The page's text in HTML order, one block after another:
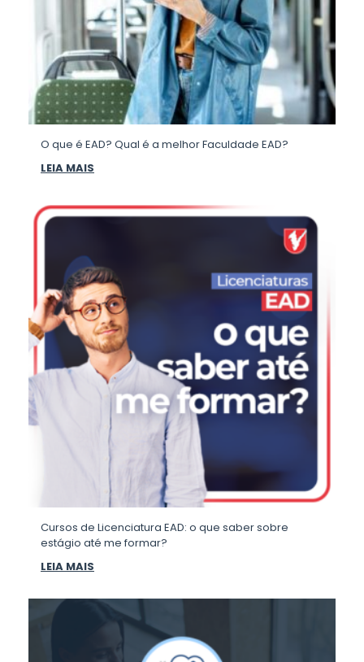
O que é EAD? Qual é a melhor Faculdade EAD?
LEIA MAIS
Cursos de Licenciatura EAD: o que saber sobre
estágio até me formar?
LEIA MAIS